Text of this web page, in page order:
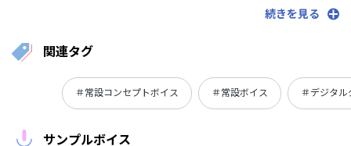
渋谷ハジメ
続きを見る
関連タグ
＃常設コンセプトボイス ＃常設ボイス ＃デジタル
サンプルボイス